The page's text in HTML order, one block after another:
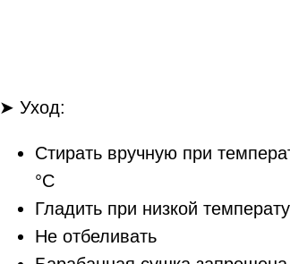
➤ Уход:
Стирать вручную при
°С
Гладить при низкой
Не отбеливать